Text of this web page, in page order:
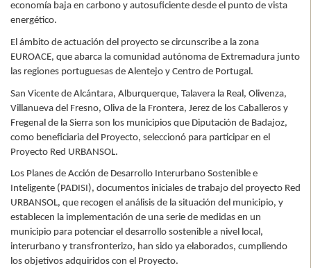
economía baja en carbono y autosuficiente desde el punto de vista
energético.
El ámbito de actuación del proyecto se circunscribe a la zona
EUROACE, que abarca la comunidad autónoma de Extremadura junto
las regiones portuguesas de Alentejo y Centro de Portugal.
San Vicente de Alcántara, Alburquerque, Talavera la Real, Olivenza,
Villanueva del Fresno, Oliva de la Frontera, Jerez de los Caballeros y
Fregenal de la Sierra son los municipios que Diputación de Badajoz,
como beneficiaria del Proyecto, seleccionó para participar en el
Proyecto Red URBANSOL.
Los Planes de Acción de Desarrollo Interurbano Sostenible e
Inteligente (PADISI), documentos iniciales de trabajo del proyecto Red
URBANSOL, que recogen el análisis de la situación del municipio, y
establecen la implementación de una serie de medidas en un
municipio para potenciar el desarrollo sostenible a nivel local,
interurbano y transfronterizo, han sido ya elaborados, cumpliendo
los objetivos adquiridos con el Proyecto.